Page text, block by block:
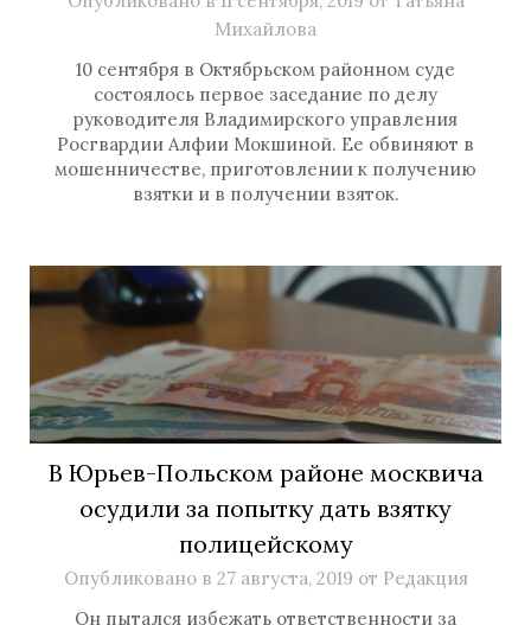
Михайлова
10 сентября в Октябрьском районном суде
состоялось первое заседание по делу
руководителя Владимирского управления
Росгвардии Алфии Мокшиной. Ее обвиняют в
мошенничестве, приготовлении к получению
взятки и в получении взяток.
В Юрьев-Польском районе москвича
осудили за попытку дать взятку
полицейскому
Опубликовано в 27 августа, 2019 от Редакция
Он пытался избежать ответственности за